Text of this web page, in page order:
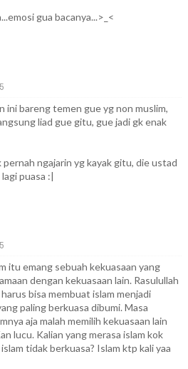
gua bacanya...>_<
ini bareng temen gue yg non muslim,
liad gue gitu, gue jadi gk enak
pernah ngajarin yg kayak gitu, die ustad
puasa :|
itu emang sebuah kekuasaan yang
dengan kekuasaan lain. Rasulullah
bisa membuat islam menjadi
paling berkuasa dibumi. Masa
aja malah memilih kekuasaan lain
lucu. Kalian yang merasa islam kok
tidak berkuasa? Islam ktp kali yaa